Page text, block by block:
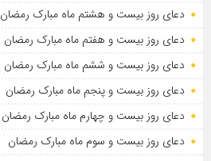
دعای روز بیست و هشتم ماه مبارک رمضان
دعای روز بیست و هفتم ماه مبارک رمضان
دعای روز بیست و ششم ماه مبارک رمضان
دعای روز بیست و پنجم ماه مبارک رمضان
دعای روز بیست و چهارم ماه مبارک رمضان
دعای روز بیست و سوم ماه مبارک رمضان